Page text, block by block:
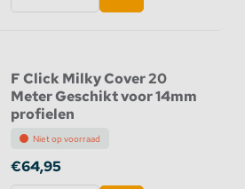
F Click Milky Cover 20
Meter Geschikt voor 14mm
profielen
Niet op voorraad
€64,95